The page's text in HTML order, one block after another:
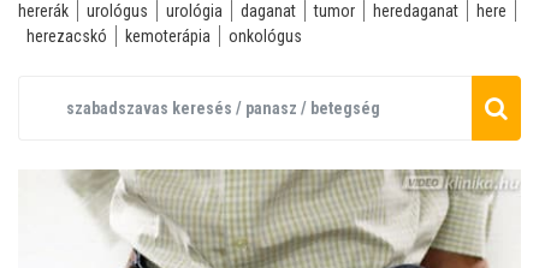
hererák urológus urológia daganat tumor heredaganat
here
herezacskó
kemoterápia onkológus